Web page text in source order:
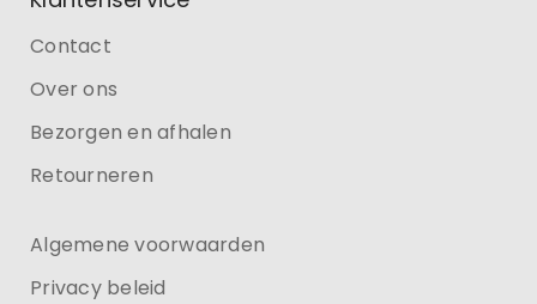
Contact
Over ons
Bezorgen en afhalen
Retourneren
Algemene voorwaarden
Privacy beleid